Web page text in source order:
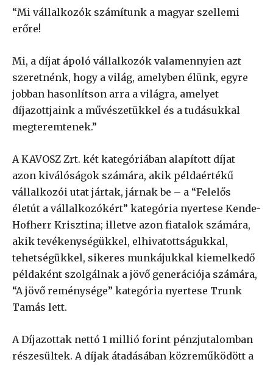
“Mi vállalkozók számítunk a magyar szellemi
erőre!
Mi, a díjat ápoló vállalkozók valamennyien azt
szeretnénk, hogy a világ, amelyben élünk, egyre
jobban hasonlítson arra a világra, amelyet
díjazottjaink a művészetükkel és a tudásukkal
megteremtenek.”
A KAVOSZ Zrt. két kategóriában alapított díjat
azon kiválóságok számára, akik példaértékű
vállalkozói utat jártak, járnak be – a “Felelős
életút a vállalkozókért” kategória nyertese Kende-
Hofherr Krisztina; illetve azon fiatalok számára,
akik tevékenységükkel, elhivatottságukkal,
tehetségükkel, sikeres munkájukkal kiemelkedő
példaként szolgálnak a jövő generációja számára,
“A jövő reménysége” kategória nyertese Trunk
Tamás lett.
A Díjazottak nettó 1 millió forint pénzjutalomban
részesültek. A díjak átadásában közreműködött a